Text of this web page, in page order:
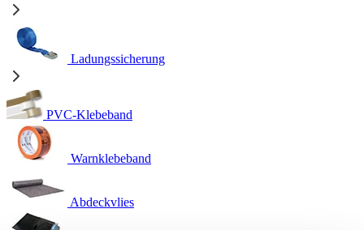
Ladungssicherung
PVC-Klebeband
Warnklebeband
Abdeckvlies